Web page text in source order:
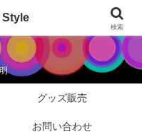
グッズ販売
お問い合わせ
Style
検索